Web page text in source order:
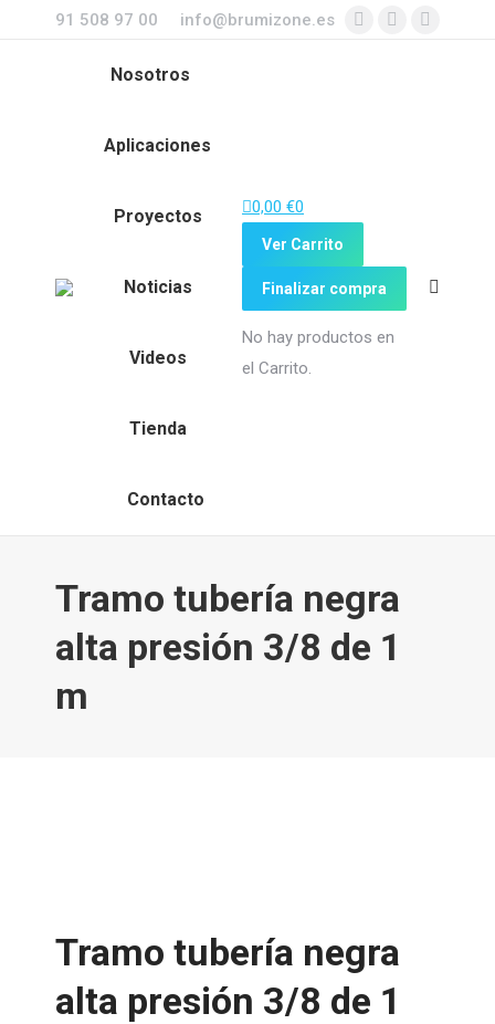
91 508 97 00 info@brumizone.es
Nosotros
Aplicaciones
Proyectos
Noticias
Videos
Tienda
Contacto
0,00 €0
Ver Carrito
Finalizar compra
No hay productos en
el Carrito.
Buscar:
Tramo tubería negra
alta presión 3/8 de 1
m
Tramo tubería negra
alta presión 3/8 de 1